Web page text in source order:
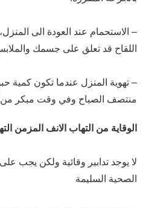
– الاستحمام عند العودة الى
اللقاح قد تعلق على جسمك
– تهوية المنزل عندما تكون كمية
منتصف الصباح وفي وقت مبكر من
الوقاية من التهاب الانف المزمن
لا يوجد تدابير وقائية ولكن يجب
الصحية السليمة